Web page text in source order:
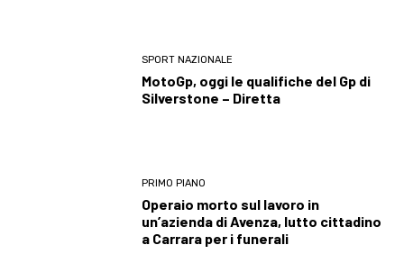
SPORT NAZIONALE
MotoGp, oggi le qualifiche del Gp di
Silverstone – Diretta
PRIMO PIANO
Operaio morto sul lavoro in
un’azienda di Avenza, lutto cittadino
a Carrara per i funerali